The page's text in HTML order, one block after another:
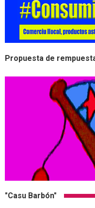
Propuesta de
"Casu Barbón"